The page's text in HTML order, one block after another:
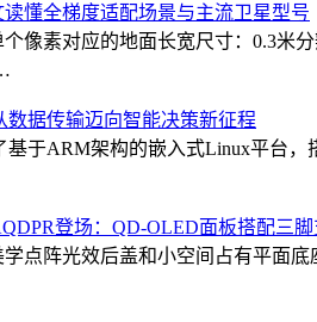
懂全梯度适配场景与主流卫星型号
像素对应的地面长宽尺寸：0.3米
据传输迈向智能决策新征程
于ARM架构的嵌入式Linux平台
登场：QD-OLED面板搭配三
点阵光效后盖和小空间占有平面